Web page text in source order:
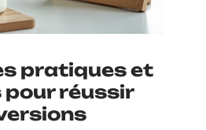
pratiques et
réussir